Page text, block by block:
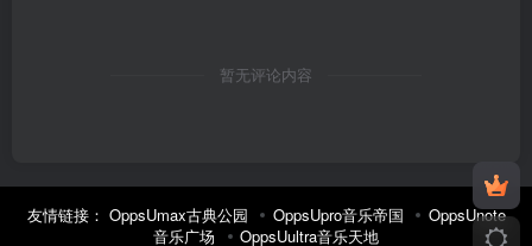
暂无评论内容
友情链接： OppsUmax古典公园 OppsUpro音乐帝国
OppsUnote
音乐广场
OppsUultra音乐天地